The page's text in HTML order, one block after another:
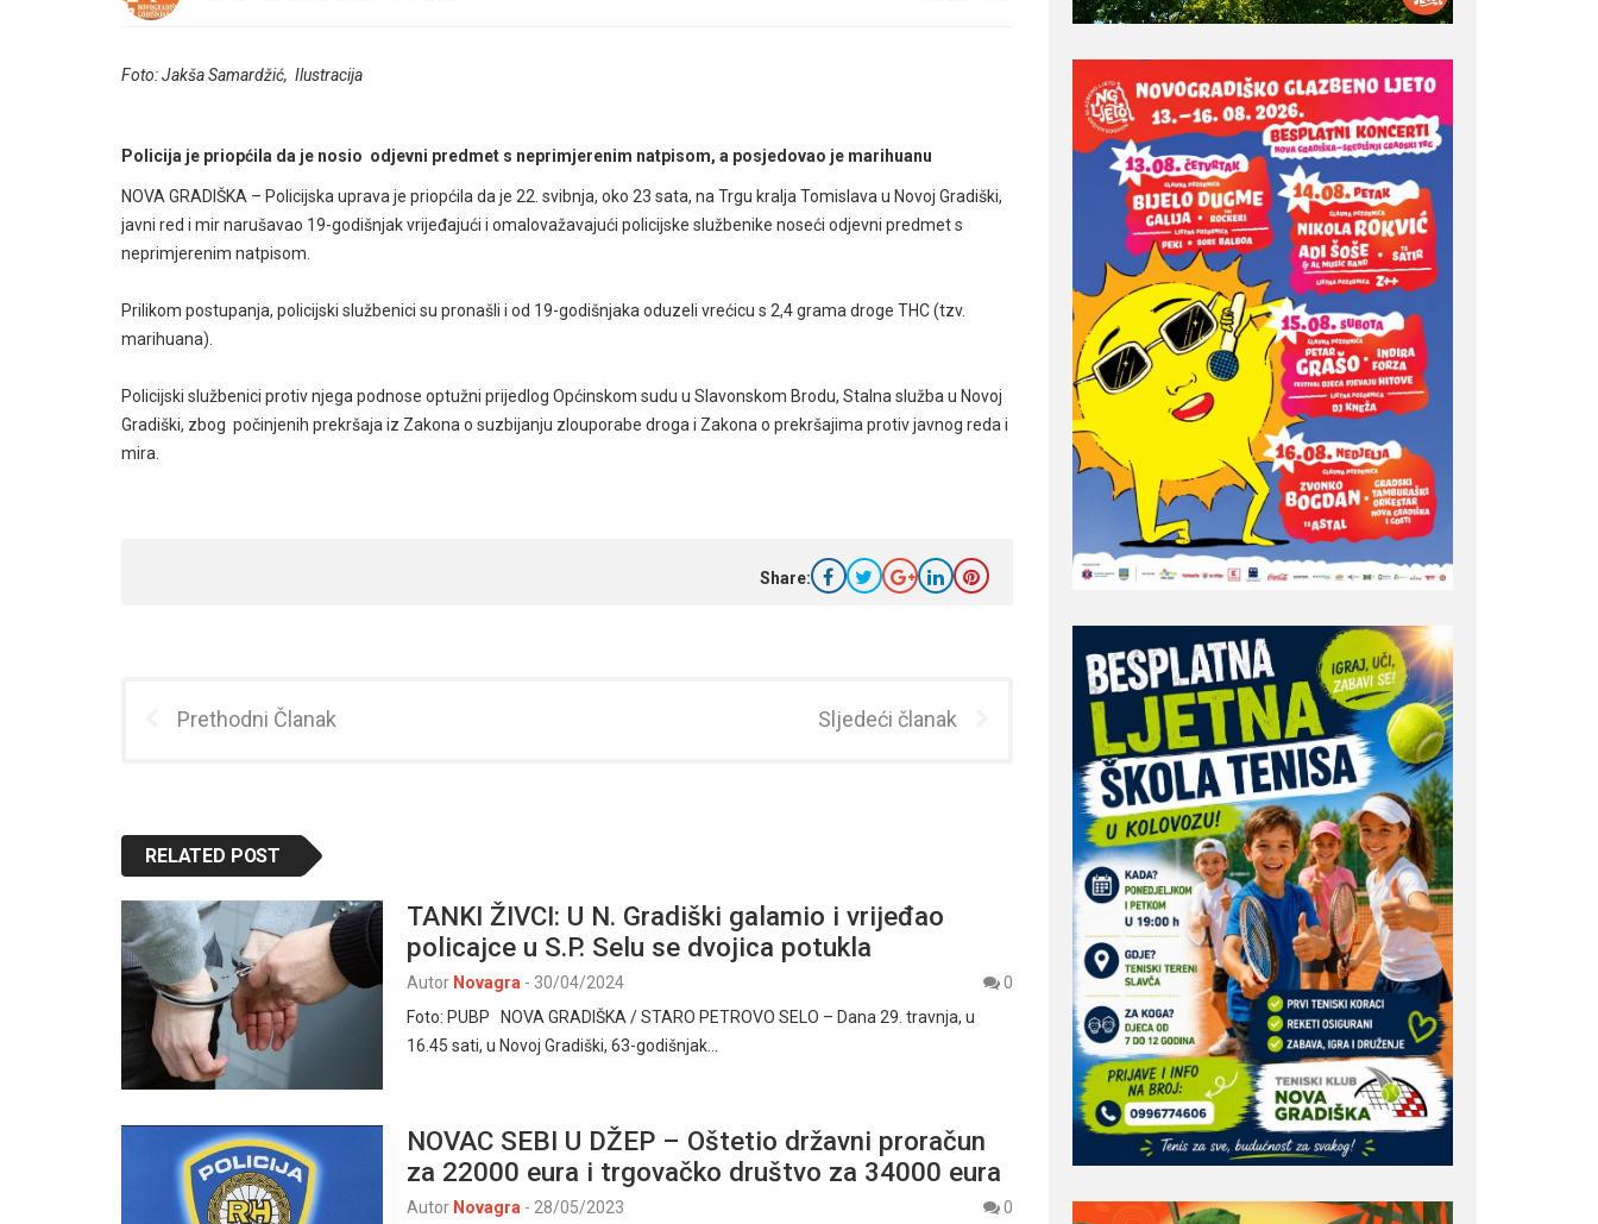
Foto: Jakša Samardžić, Ilustracija
Policija je priopćila da je nosio odjevni predmet s neprimjerenim natpisom, a posjedovao je marihuanu
NOVA GRADIŠKA – Policijska uprava je priopćila da je 22. svibnja, oko 23 sata, na Trgu kralja Tomislava u Novoj Gradiški,
javni red i mir narušavao 19-godišnjak vrijeđajući i omalovažavajući policijske službenike noseći odjevni predmet s
neprimjerenim natpisom.
Prilikom postupanja, policijski službenici su pronašli i od 19-godišnjaka oduzeli vrećicu s 2,4 grama droge THC (tzv.
marihuana).
Policijski službenici protiv njega podnose optužni prijedlog Općinskom sudu u Slavonskom Brodu, Stalna služba u Novoj
Gradiški, zbog počinjenih prekršaja iz Zakona o suzbijanju zlouporabe droga i Zakona o prekršajima protiv javnog reda i
mira.
Share:
Prethodni Članak Sljedeći članak
RELATED POST
TANKI ŽIVCI: U N. Gradiški galamio i vrijeđao
policajce u S.P. Selu se dvojica potukla
Autor Novagra - 30/04/2024
0
Foto: PUBP NOVA GRADIŠKA / STARO PETROVO SELO – Dana 29. travnja, u
16.45 sati, u Novoj Gradiški, 63-godišnjak…
NOVAC SEBI U DŽEP – Oštetio državni proračun
za 22000 eura i trgovačko društvo za 34000 eura
Autor Novagra - 28/05/2023
0